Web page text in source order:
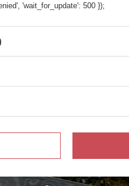
'wait_for_update': 500 });